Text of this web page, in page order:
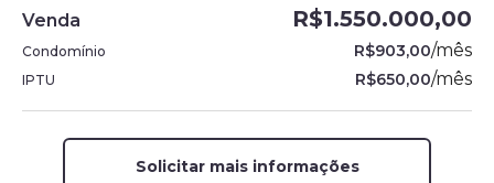
Venda R$1.550.000,00
Condomínio R$903,00/mês
IPTU R$650,00/mês
Solicitar mais informações